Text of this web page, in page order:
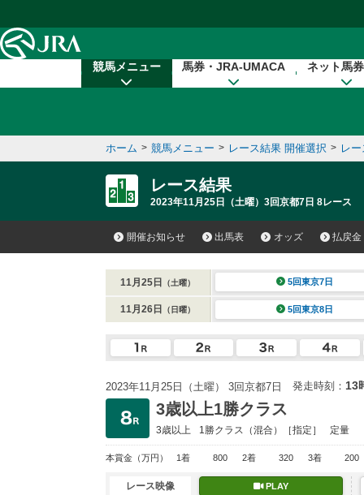
競馬メニュー 馬券・JRA-UMACA ネット馬
ホーム > 競馬メニュー > レース結果 開催選択 > レ
レース結果
2023年11月25日（土曜）3回京都7日 8レース
開催お知らせ 出馬表 オッズ 払戻金
11月25日 （土曜） 5回東京7日
11月26日 （日曜） 5回東京8日
2023年11月25日（土曜） 3回京都7日 発走時刻： 13
3歳以上1勝クラス
3歳以上 1勝クラス （混合）［指定］ 定量
本賞金 （万円） 1着 800 2着 320 3着 200
レース映像 PLAY